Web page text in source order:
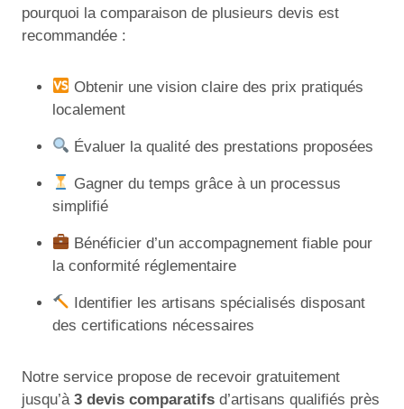
pourquoi la comparaison de plusieurs devis est
recommandée :
Obtenir une vision claire des prix pratiqués
localement
Évaluer la qualité des prestations proposées
Gagner du temps grâce à un processus
simplifié
Bénéficier d’un accompagnement fiable pour
la conformité réglementaire
Identifier les artisans spécialisés disposant
des certifications nécessaires
Notre service propose de recevoir gratuitement
jusqu’à 3 devis comparatifs d’artisans qualifiés près